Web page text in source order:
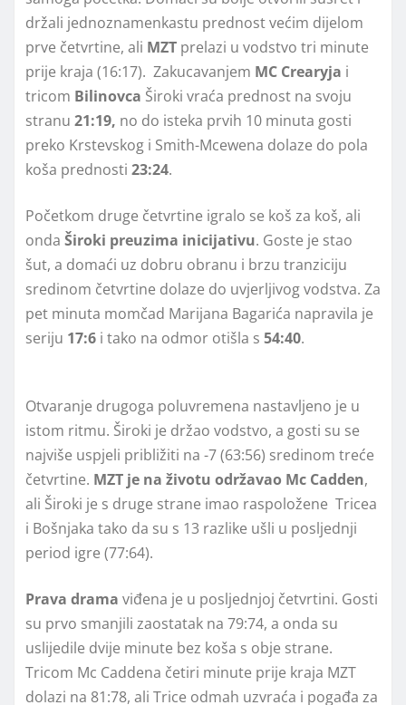
držali jednoznamenkastu prednost većim dijelom
prve četvrtine, ali MZT prelazi u vodstvo tri minute
prije kraja (16:17). Zakucavanjem MC Crearyja i
tricom Bilinovca Široki vraća prednost na svoju
stranu 21:19, no do isteka prvih 10 minuta gosti
preko Krstevskog i Smith-Mcewena dolaze do pola
koša prednosti 23:24.
Početkom druge četvrtine igralo se koš za koš, ali
onda Široki preuzima inicijativu. Goste je stao
šut, a domaći uz dobru obranu i brzu tranziciju
sredinom četvrtine dolaze do uvjerljivog vodstva. Za
pet minuta momčad Marijana Bagarića napravila je
seriju 17:6 i tako na odmor otišla s 54:40.
Otvaranje drugoga poluvremena nastavljeno je u
istom ritmu. Široki je držao vodstvo, a gosti su se
najviše uspjeli približiti na -7 (63:56) sredinom treće
četvrtine. MZT je na životu održavao Mc Cadden,
ali Široki je s druge strane imao raspoložene Tricea
i Bošnjaka tako da su s 13 razlike ušli u posljednji
period igre (77:64).
Prava drama viđena je u posljednjoj četvrtini. Gosti
su prvo smanjili zaostatak na 79:74, a onda su
uslijedile dvije minute bez koša s obje strane.
Tricom Mc Caddena četiri minute prije kraja MZT
dolazi na 81:78, ali Trice odmah uzvraća i pogađa za